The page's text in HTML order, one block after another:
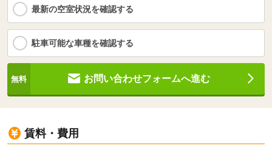
最新の空室状況を確認する
駐車可能な車種を確認する
お問い合わせフォームへ進む
賃料・費用